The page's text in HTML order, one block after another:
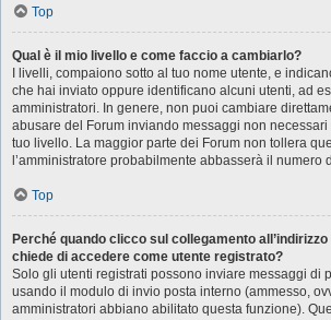
Top
Qual è il mio livello e come faccio a cambiarlo?
I livelli, compaiono sotto al tuo nome utente, e
che hai inviato oppure identificano alcuni utenti, ad
amministratori. In genere, non puoi cambiare
abusare del Forum inviando messaggi non necessari
tuo livello. La maggior parte dei Forum non tollera
l’amministratore probabilmente abbasserà il numero
Top
Perché quando clicco sul collegamento
chiede di accedere come utente registrato?
Solo gli utenti registrati possono inviare messaggi di
usando il modulo di invio posta interno (ammesso,
amministratori abbiano abilitato questa funzione).